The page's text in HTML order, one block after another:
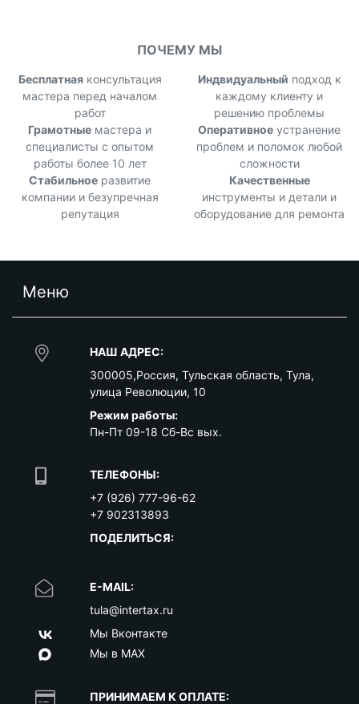
ПОЧЕМУ МЫ
Бесплатнаяконсультация
мастера перед началом
работ
Индвидуальный подход к
каждому клиенту и
решению проблемы
Грамотные мастера и
специалисты с опытом
работы более 10 лет
Оперативное устранение
проблем и поломок любой
сложности
Стабильное развитие
компании и безупречная
репутация
Качественные
инструменты и детали и
оборудование для ремонта
Меню
НАШ АДРЕС:
300005,Россия, Тульская область, Тула,
улица Революции, 10
Режим работы:
Пн-Пт 09-18 Сб-Вс вых.
ТЕЛЕФОНЫ:
+7 (926) 777-96-62
+7 902313893
ПОДЕЛИТЬСЯ:
E-MAIL:
tula@intertax.ru
Мы Вконтакте
Мы в MAX
ПРИНИМАЕМ К ОПЛАТЕ: